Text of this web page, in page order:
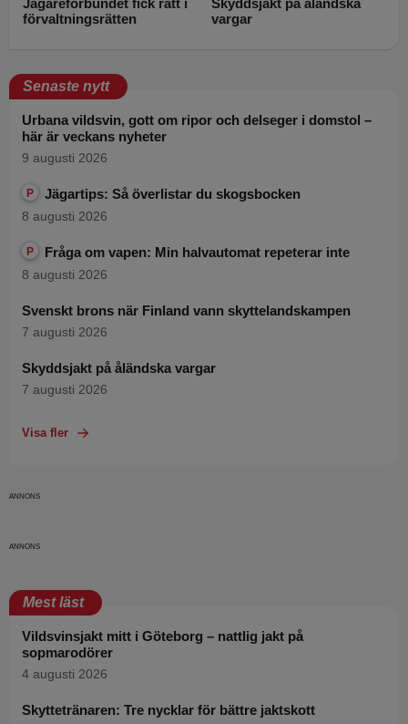
Jägareförbundet fick rätt i
förvaltningsrätten
Skyddsjakt på åländska
vargar
Senaste nytt
Urbana vildsvin, gott om ripor och delseger i domstol –
här är veckans nyheter
9 augusti 2026
P Jägartips: Så överlistar du skogsbocken
8 augusti 2026
P Fråga om vapen: Min halvautomat repeterar inte
8 augusti 2026
Svenskt brons när Finland vann skyttelandskampen
7 augusti 2026
Skyddsjakt på åländska vargar
7 augusti 2026
Visa fler
Mest läst
Vildsvinsjakt mitt i Göteborg – nattlig jakt på
sopmarodörer
4 augusti 2026
Skyttetränaren: Tre nycklar för bättre jaktskott